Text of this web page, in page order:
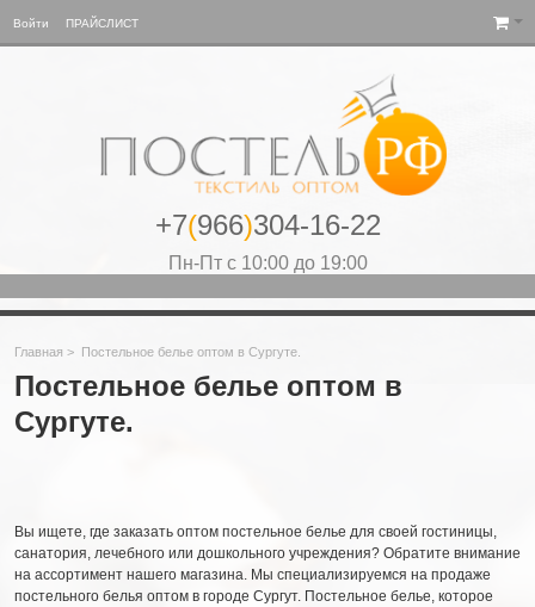
Войти ПРАЙСЛИСТ
+7(966)304-16-22
Пн-Пт с 10:00 до 19:00
Главная > Постельное белье оптом в Сургуте.
Постельное белье оптом в
Сургуте.
Вы ищете, где заказать оптом постельное белье для своей гостиницы,
санатория, лечебного или дошкольного учреждения? Обратите внимание
на ассортимент нашего магазина. Мы специализируемся на продаже
постельного белья оптом в городе Сургут. Постельное белье, которое